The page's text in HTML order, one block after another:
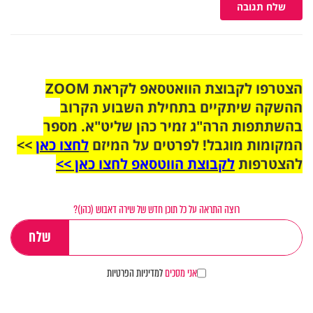
שלח תגובה
הצטרפו לקבוצת הוואטסאפ לקראת ZOOM
ההשקה שיתקיים בתחילת השבוע הקרוב
בהשתתפות הרה"ג זמיר כהן שליט"א. מספר
המקומות מוגבל! לפרטים על המיזם לחצו כאן>>
להצטרפותלקבוצת הווטסאפ לחצו כאן >>
רוצה התראה על כל תוכן חדש של שירה דאבוש (כהן)?
אני מסכיםלמדיניות הפרטיות